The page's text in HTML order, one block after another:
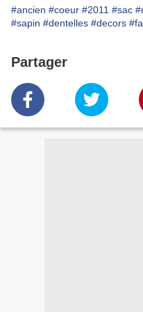
#ancien #coeur #2011 #sac
#sapin #dentelles #decors
Partager